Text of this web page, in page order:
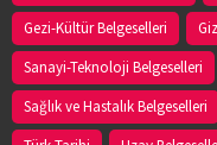
Gezi-Kültür Belgeselleri
Sanayi-Teknoloji Belgeselleri
Sağlık ve Hastalık Belgeselleri